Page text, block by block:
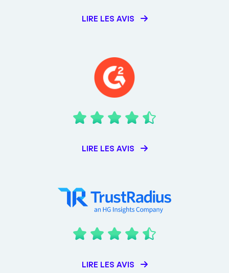
LIRE LES AVIS
LIRE LES AVIS
LIRE LES AVIS